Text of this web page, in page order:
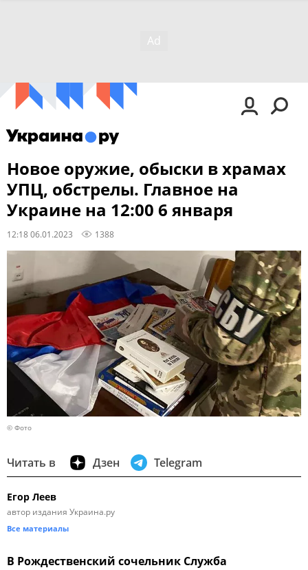
Новое оружие, обыски в храмах
УПЦ, обстрелы. Главное на
Украине на 12:00 6 января
12:18 06.01.2023 1388
© Фото
Читать в Дзен Telegram
Егор Леев
автор издания Украина.ру
Все материалы
В Рождественский сочельник Служба